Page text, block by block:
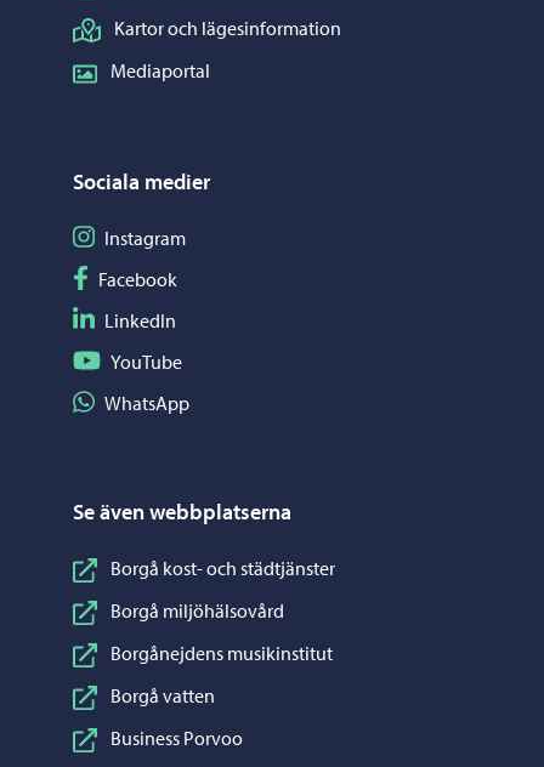
Kartor och lägesinformation
Mediaportal
Sociala medier
Följ på Instagram
Instagram
Följ på Facebook
Facebook
Följ på LinkedIn
LinkedIn
Följ på YouTube
YouTube
Dela på WhatsApp
WhatsApp
Se även webbplatserna
Borgå kost- och städtjänster
Borgå miljöhälsovård
Borgånejdens musikinstitut
Borgå vatten
Business Porvoo